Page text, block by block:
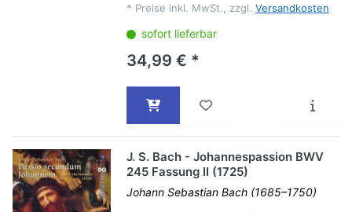
* Preise inkl. MwSt., zzgl. Versandkosten
sofort lieferbar
34,99 € *
J. S. Bach - Johannespassion BWV
245 Fassung II (1725)
Johann Sebastian Bach (1685–1750)